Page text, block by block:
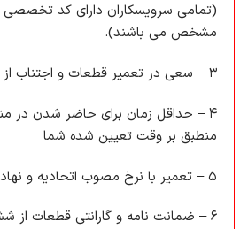
(تمامی سرویسکاران دارای کد تخصصی
مشخص می باشند).
۳ – سعی در تعمیر قطعات و اجتناب از تعویض آن
۴ – حداقل زمان برای حاضر شدن در
منطبق بر وقت تعیین شده شما
۵ – تعمیر با نرخ مصوب اتحادیه و نهادهای نظارتی
۶ – ضمانت نامه و گارانتی قطعات از شش تا ۳۶ ماه